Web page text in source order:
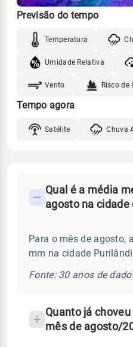
Previsão do tempo
Temperatura
Umidade Relativa
Vento Risco de
Tempo agora
Satélite Chuva
Perguntas
sobre
chuva
Qual é a média
agosto na cidade
Para o mês de agosto,
mm na cidade
Fonte: 30 anos de
Quanto já
mês de agosto/